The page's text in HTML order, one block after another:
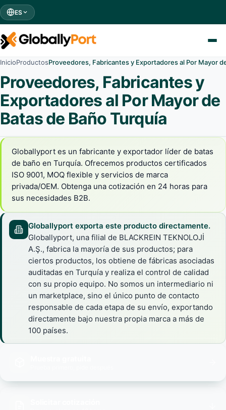
ES
InicioProductosProveedores, Fabricantes y Exportadores al Por Mayor
Proveedores, Fabricantes y
Exportadores al Por Mayor de
Batas de Baño Turquía
Globallyport es un fabricante y exportador líder de batas
de baño en Turquía. Ofrecemos productos certificados
ISO 9001, MOQ flexible y servicios de marca
privada/OEM. Obtenga una cotización en 24 horas para
sus necesidades B2B.
Globallyport exporta este producto directamente.
Globallyport, una filial de BLACKREIN TEKNOLOJİ
A.Ş., fabrica la mayoría de sus productos; para
ciertos productos, los obtiene de fábricas asociadas
auditadas en Turquía y realiza el control de calidad
con su propio equipo. No somos un intermediario ni
un marketplace, sino el único punto de contacto
responsable de cada etapa de su envío, exportando
directamente bajo nuestra propia marca a más de
100 países.